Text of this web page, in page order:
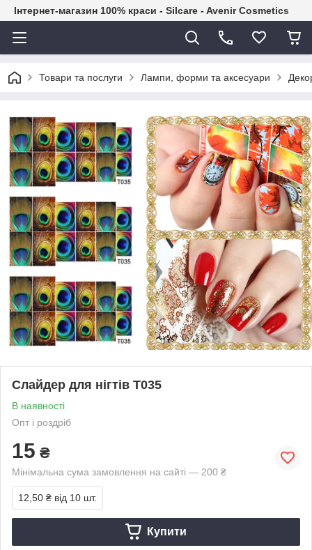
Інтернет-магазин 100% краси - Silcare - Avenir Cosmetics
Товари та послуги Лампи, форми та аксесуари
Слайдер для нігтів T035
В наявності
Опт і роздріб
15 ₴
Мінімальна сума замовлення на сайті — 200 ₴
12,50 ₴ від 10 шт.
Купити